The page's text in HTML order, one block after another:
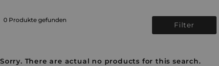
0 Produkte gefunden
Filter
Sorry. There are actual no products for this search.